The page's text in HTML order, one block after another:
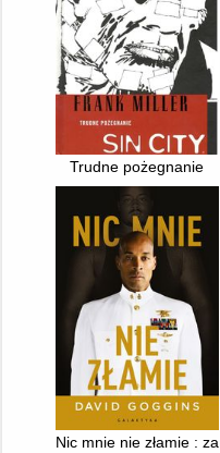
Trudne pożegnanie
Nic mnie nie złamie :